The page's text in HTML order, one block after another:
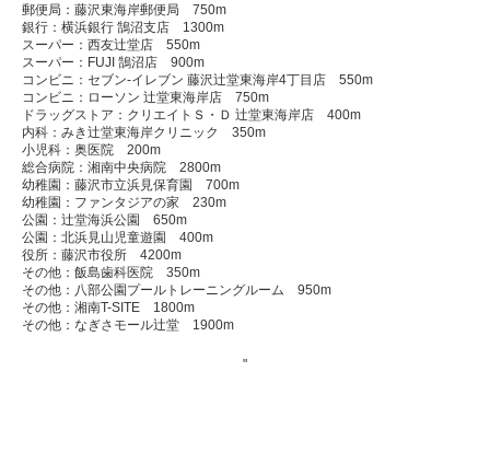
郵便局：藤沢東海岸郵便局 750m
銀行：横浜銀行 鵠沼支店 1300m
スーパー：西友辻堂店 550m
スーパー：FUJI 鵠沼店 900m
コンビニ：セブン-イレブン 藤沢辻堂東海岸4丁目店 550m
コンビニ：ローソン 辻堂東海岸店 750m
ドラッグストア：クリエイトＳ・Ｄ 辻堂東海岸店 400m
内科：みき辻堂東海岸クリニック 350m
小児科：奥医院 200m
総合病院：湘南中央病院 2800m
幼稚園：藤沢市立浜見保育園 700m
幼稚園：ファンタジアの家 230m
公園：辻堂海浜公園 650m
公園：北浜見山児童遊園 400m
役所：藤沢市役所 4200m
その他：飯島歯科医院 350m
その他：八部公園プールトレーニングルーム 950m
その他：湘南T-SITE 1800m
その他：なぎさモール辻堂 1900m
"